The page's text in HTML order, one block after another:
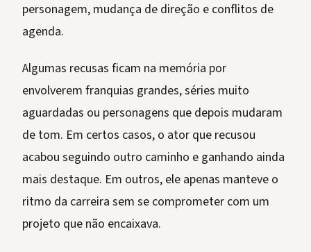
personagem, mudança de direção e conflitos de
agenda.
Algumas recusas ficam na memória por
envolverem franquias grandes, séries muito
aguardadas ou personagens que depois mudaram
de tom. Em certos casos, o ator que recusou
acabou seguindo outro caminho e ganhando ainda
mais destaque. Em outros, ele apenas manteve o
ritmo da carreira sem se comprometer com um
projeto que não encaixava.